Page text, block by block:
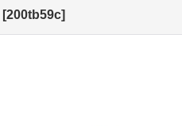
[200tb59c]